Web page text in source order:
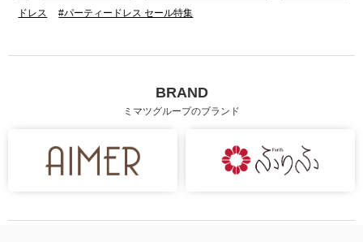
ドレス
#パーティードレス セール特集
BRAND
ミマツグループのブランド